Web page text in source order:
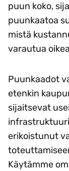
puun koko,
puunkaatoa
mistä
varautua
Puunkaadot
etenkin
sijaitsevat
erikoistunut
Käytämme